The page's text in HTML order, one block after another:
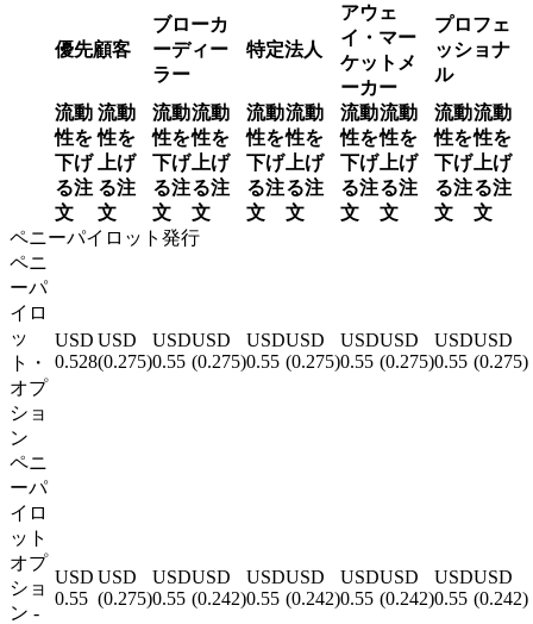
優先顧客
ブローカ
ーディー
ラー
特定法人
アウェ
イ・マー
ケットメ
ーカー
プロフェ
ッショナ
ル
流動
性を
下げ
る注
文
流動
性を
上げ
る注
文
流動
性を
下げ
る注
文
流動
性を
上げ
る注
文
流動
性を
下げ
る注
文
流動
性を
上げ
る注
文
流動
性を
下げ
る注
文
流動
性を
上げ
る注
文
流動
性を
下げ
る注
文
流動
性を
上げ
る注
文
ペニーパイロット発行
ペニ
ーパ
イロ
ッ
ト・
オプ
ショ
ン
USD
0.528
USD
(0.275)
USD
0.55
USD
(0.275)
USD
0.55
USD
(0.275)
USD
0.55
USD
(0.275)
USD
0.55
USD
(0.275)
ペニ
ーパ
イロ
ット
オプ
ショ
ン -
USD
0.55
USD
(0.275)
USD
0.55
USD
(0.242)
USD
0.55
USD
(0.242)
USD
0.55
USD
(0.242)
USD
0.55
USD
(0.242)